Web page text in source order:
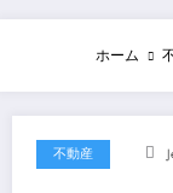
ホーム
不動産